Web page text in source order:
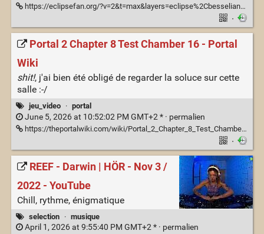
https://eclipsefan.org/?v=2&t=max&layers=eclipse%2Cbesselian%2Cumbra-live%2Cshadow-3d%2Ccloud-projection%2Cosm&lat=43.4623&lon=-3.8099&opacity=besselian%3A0.2%2Cumbra-live%3A0.2&zoom=6&palier=minute
·
Portal 2 Chapter 8 Test Chamber 16 - Portal
Wiki
shit!, j'ai bien été obligé de regarder la soluce sur cette
salle :-/
jeu_video · portal
June 5, 2026 at 10:52:02 PM GMT+2 * · permalien
https://theportalwiki.com/wiki/Portal_2_Chapter_8_Test_Chamber_16
·
REEF - Darwin | HÖR - Nov 3 /
2022 - YouTube
Chill, rythme, énigmatique
selection · musique
April 1, 2026 at 9:55:40 PM GMT+2 * · permalien